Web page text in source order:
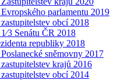
parlamentu 2019
obcí 2018
Senátu ČR 2018
republiky 2018
sněmovny 2017
krajů 2016
obcí 2014